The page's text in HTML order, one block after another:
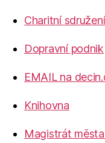
Charitní
Dopravní podnik
EMAIL na
Knihovna
Magistrát